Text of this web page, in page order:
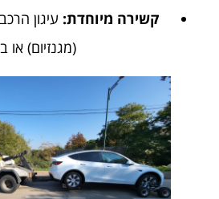
קשירה מיוחדת: עיגון
(מגנזיום) או